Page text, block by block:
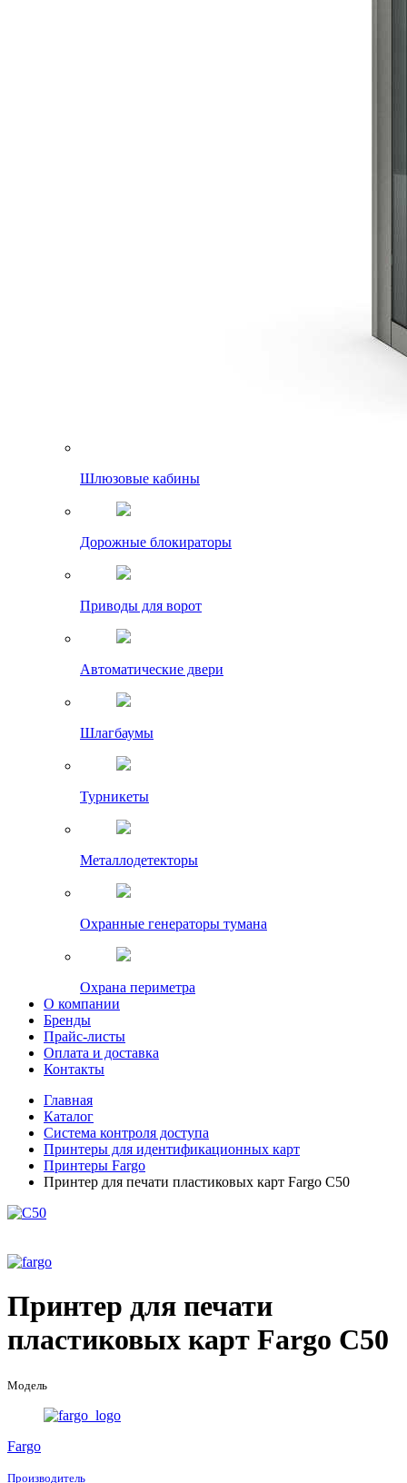
Шлюзовые кабины
Дорожные блокираторы
Приводы для ворот
Автоматические двери
Шлагбаумы
Турникеты
Металлодетекторы
Охранные генераторы тумана
Охрана периметра
О компании
Бренды
Прайс-листы
Оплата и доставка
Контакты
Главная
Каталог
Система контроля доступа
Принтеры для идентификационных карт
Принтеры Fargo
Принтер для печати пластиковых карт Fargo C50
Принтер для печати
пластиковых карт Fargo C50
Модель
Fargo
Производитель